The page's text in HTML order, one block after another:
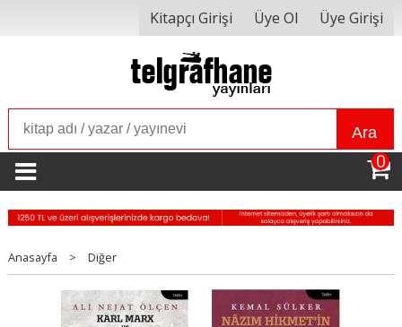
Kitapçı Girişi Üye Ol Üye Girişi
Ara
0
Anasayfa > Diğer